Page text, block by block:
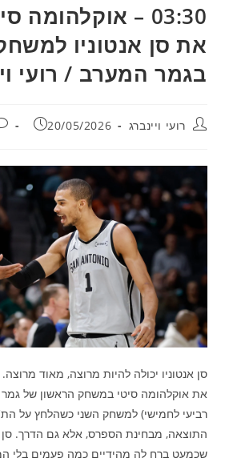
03:30 –
את סן אנטוניו
בגמר המערב / רועי
מחבר:רועי ויינברג פורסם:
20/05/2026
את אוקלהומה סיטי במשחק הראשון של גמר
רביעי לחמישי) למשחק השני כשהלחץ על
התוצאה, מבחינת הספרס, אלא גם הדרך. סן
שכמעט ברח לה מהידיים כמה פעמים בלי